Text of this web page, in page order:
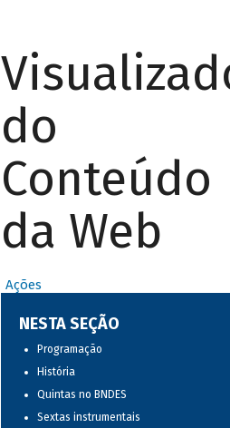
Visualizador
do
Conteúdo
da Web
Ações
NESTA SEÇÃO
Programação
História
Quintas no BNDES
Sextas instrumentais